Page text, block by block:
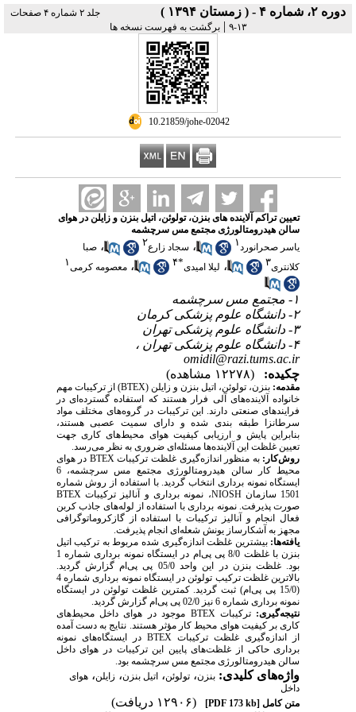
دوره ۲، شماره ۴ - ( زمستان ۱۳۹۴ )
جلد ۲ شماره ۴ صفحات
۱۳-۹
| برگشت به فهرست نسخه ها
‎ 10.21859/johe-02042
تعیین تراکم آلاینده های بنزن، تولوئن، اتیل بنزن و زایلن در هوای
سالن هیدرومتالورژی مجتمع مس سرچشمه
یاسر صحرانورد۱ ، سجاد زارع۲ ، صبا
کلانتری۳ ، لیلا امیدی*۴ ، معصومه کرمی۱
۱- مجتمع مس سرچشمه
۲- دانشگاه علوم پزشکی کرمان
۳- دانشگاه علوم پزشکی تهران
۴- دانشگاه علوم پزشکی تهران ،
omidil@razi.tums.ac.ir
چکیده:
(۱۲۲۷۸ مشاهده)
مقدمه: بنزن، تولوئن، اتیل بنزن و زایلن (BTEX) از ترکیبات مهم
خانواده آلایندههای آلی فرار هستند که استفاده گستردهای در
فرایندهای صنعتی دارند. این ترکیبات در گروههای مختلف مواد
سرطانزا طبقه بندی شده و دارای سمیت عصبی هستند،
بنابراین پایش و ارزیابی کیفیت هوای محیط های کاری جهت
تعیین غلظت این آلایندهها مسئلهای ضروری به نظر میرسد.
روشکار: به منظور اندازهگیری غلظت ترکیبات BTEX در هوای
محیط کار سالن هیدرومتالورژی مجتمع مس سرچشمه، 6
ایستگاه نمونه برداری انتخاب گردید. با استفاده از روش شماره
1501 سازمان
NIOSH، نمونه برداری و آنالیز ترکیبات BTEX
صورت پذیرفت. نمونه برداری با استفاده از لولههای جاذب کربن
فعال انجام و آنالیز ترکیبات با استفاده از گازکروماتوگرافی
مجهز به آشکارساز یونش شعلهای انجام پذیرفت.
یافتهها: بیشترین غلظت اندازهگیری شده مربوط به ترکیب اتیل
بنزن با غلظت 8/0 پی پی
ام در ایستگاه نمونه برداری شماره 1
بود. غلظت بنزن در این واحد 05/0 پی پی
ام گزارش گردید.
بالاترین غلظت ترکیب تولوئن در ایستگاه نمونه برداری شماره 4
(15/0 پی پی
ام) ثبت گردید. کمترین غلظت تولوئن در ایستگاه
نمونه برداری شماره 6 نیز 02/0 پی پی
ام گزارش گردید.
نتیجهگیری: ترکیبات BTEX موجود در هوای داخل محیطهای
کاری بر کیفیت هوای محیط کار مؤثر هستند. نتایج به دست آمده
از اندازهگیری غلظت ترکیبات BTEX در ایستگاههای نمونه
برداری حاکی از غلظتهای پایین این ترکیبات در هوای داخل
سالن هیدرومتالورژی مجتمع مس سرچشمه بود.
واژه‌های کلیدی: بنزن، تولوئن، اتیل بنزن، زایلن، هوای
داخل
متن کامل [PDF 173 kb]
(۱۲۹۰۶ دریافت)